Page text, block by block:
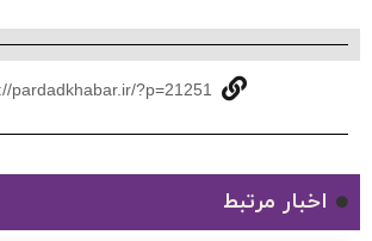
pardadkhabar.ir/?p=21251
اخبار مرتبط